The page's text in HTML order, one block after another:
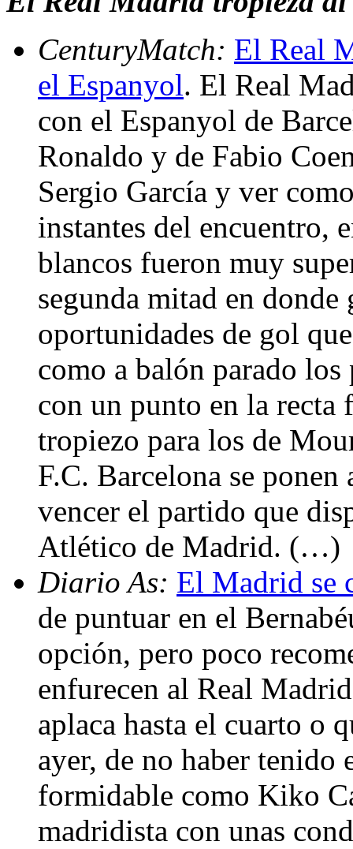
CenturyMatch: El Real
el Espanyol. El Real
con el Espanyol de
Ronaldo y de Fabio
Sergio García y ver
instantes del encuentro,
blancos fueron muy
segunda mitad en
oportunidades de gol
como a balón parado
con un punto en la recta
tropiezo para los de
F.C. Barcelona se
vencer el partido que
Atlético de Madrid. (…)
Diario As: El Madrid se
de puntuar en el
opción, pero poco
enfurecen al Real
aplaca hasta el cuarto o
ayer, de no haber
formidable como Kiko
madridista con unas